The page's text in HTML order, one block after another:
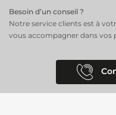
Besoin d’un conseil ?
Notre service clients est à
vous accompagner dans vos